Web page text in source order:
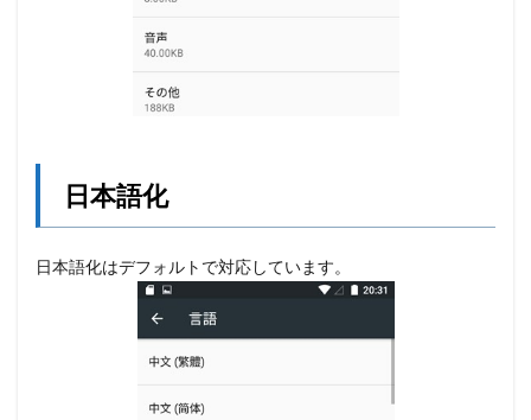
日本語化
日本語化はデフォルトで対応しています。